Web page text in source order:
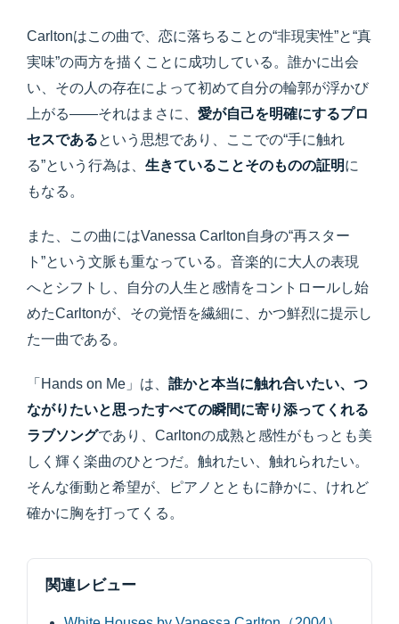
Carltonはこの曲で、恋に落ちることの“非現実性”と“真
実味”の両方を描くことに成功している。誰かに出会
い、その人の存在によって初めて自分の輪郭が浮かび
上がる——それはまさに、 愛が自己を明確にするプロ
セスであるという思想であり、ここでの“手に触れ
る”という行為は、 生きていることそのものの証明に
もなる。
また、この曲にはVanessa Carlton自身の“再スター
ト”という文脈も重なっている。音楽的に大人の表現
へとシフトし、自分の人生と感情をコントロールし始
めたCarltonが、その覚悟を繊細に、かつ鮮烈に提示し
た一曲である。
「Hands on Me」は、 誰かと本当に触れ合いたい、つ
ながりたいと思ったすべての瞬間に寄り添ってくれる
ラブソングであり、Carltonの成熟と感性がもっとも美
しく輝く楽曲のひとつだ。触れたい、触れられたい。
そんな衝動と希望が、ピアノとともに静かに、けれど
確かに胸を打ってくる。
関連レビュー